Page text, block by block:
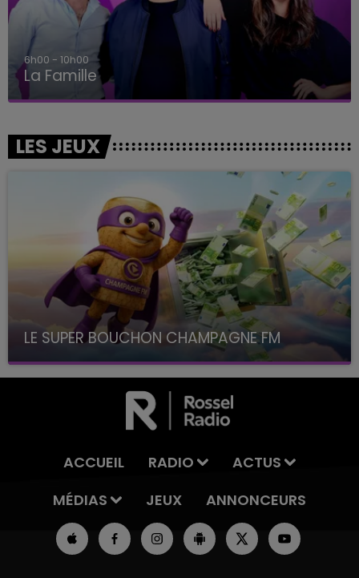
6h00 - 10h00
La Famille
LES JEUX
LE SUPER BOUCHON CHAMPAGNE FM
avec La Famille Champagne FM, à 8H10
ACCUEIL RADIO
ACTUS
MÉDIAS
JEUX ANNONCEURS